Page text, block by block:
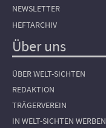
NEWSLETTER
HEFTARCHIV
Über uns
ÜBER WELT-SICHTEN
REDAKTION
TRÄGERVEREIN
IN WELT-SICHTEN WERBEN